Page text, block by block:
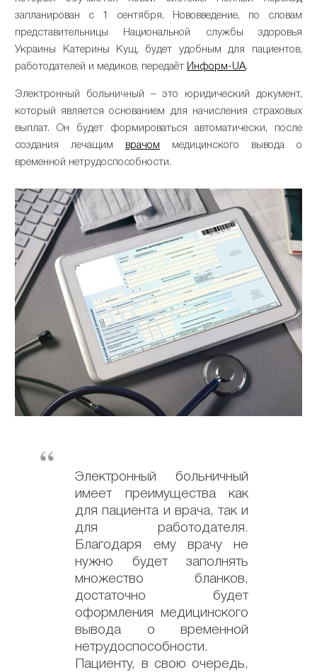
запланирован с 1 сентября. Нововведение, по словам
представительницы Национальной службы здоровья
Украины Катерины Кущ, будет удобным для пациентов,
работодателей и медиков, передаёт Информ-UA.
Электронный больничный – это юридический документ,
который является основанием для начисления страховых
выплат. Он будет формироваться автоматически, после
создания лечащим врачом медицинского вывода о
временной нетрудоспособности.
Электронный больничный
имеет преимущества как
для пациента и врача, так и
для работодателя.
Благодаря ему врачу не
нужно будет заполнять
множество бланков,
достаточно будет
оформления медицинского
вывода о временной
нетрудоспособности.
Пациенту, в свою очередь,